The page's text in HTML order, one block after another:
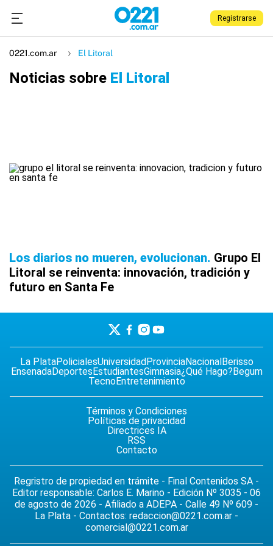
Registrarse
0221.com.ar El Litoral
Noticias sobre El Litoral
Los diarios no mueren, evolucionan Grupo El
Litoral se reinventa: innovación, tradición y
futuro en Santa Fe
La PlataPolicialesUniversidadProvinciaNacionalBerisso
EnsenadaDeportesEstudiantesGimnasia¿Qué Hago?Begum
TecnoEntretenimiento
Términos y Condiciones
Políticas de privacidad
Directrices IA
RSS
Contacto
Regristro de propiedad en trámite - Final Contenidos SA -
Editor responsable: Carlos E. Marino - Edición Nº 3035 - 06
de agosto de 2026 - Afiliado a ADEPA - Calle 49 Nº 609 -
La Plata - Contactos: redaccion@0221.com.ar -
comercial@0221.com.ar